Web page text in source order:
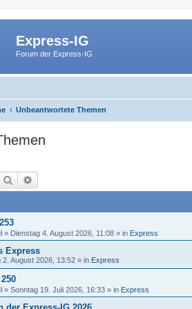
Express-IG
Forum der Express-IG
Unbeantwortete Themen
Suche
» Dienstag 4. August 2026, 11:08 » in Express
Express
2. August 2026, 13:52 » in Express
» Sonntag 19. Juli 2026, 16:33 » in Express